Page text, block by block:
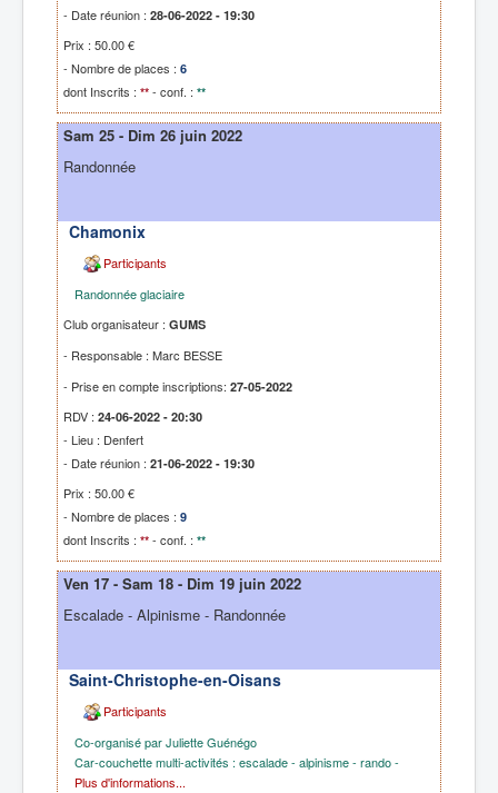
- Date réunion : 28-06-2022 - 19:30
Prix : 50.00 €
- Nombre de places : 6
dont Inscrits : ** - conf. : **
Sam 25 - Dim 26 juin 2022
Randonnée
Chamonix
Participants
Randonnée glaciaire
Club organisateur : GUMS
- Responsable : Marc BESSE
- Prise en compte inscriptions: 27-05-2022
RDV : 24-06-2022 - 20:30
- Lieu : Denfert
- Date réunion : 21-06-2022 - 19:30
Prix : 50.00 €
- Nombre de places : 9
dont Inscrits : ** - conf. : **
Ven 17 - Sam 18 - Dim 19 juin 2022
Escalade - Alpinisme - Randonnée
Saint-Christophe-en-Oisans
Participants
Co-organisé par Juliette Guénégo
Car-couchette multi-activités : escalade - alpinisme - rando -
Plus d'informations...